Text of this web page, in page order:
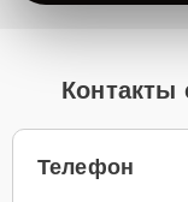
Контакты
Телефон